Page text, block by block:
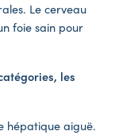
Le cerveau
foie sain pour
les
hépatique aiguë.